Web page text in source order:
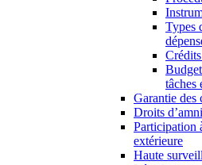
Types
tâches
Garantie des
Droits
Participation
extérieure
Haute